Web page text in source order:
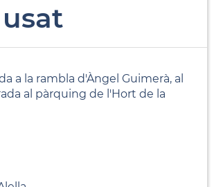
a la rambla d'Àngel Guimerà, al
al pàrquing de l'Hort de la